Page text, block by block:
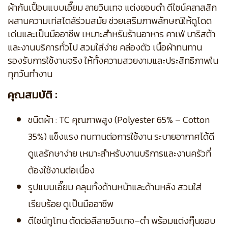
ผ้ากันเปื้อนแบบเอี๊ยม ลายวินเทจ แต่งขอบดำ ดีไซน์คลาสสิก
ผสานความเท่สไตล์ร่วมสมัย ช่วยเสริมภาพลักษณ์ให้ดูโดด
เด่นและเป็นมืออาชีพ เหมาะสำหรับร้านอาหาร คาเฟ่ บาริสต้า
และงานบริการทั่วไป สวมใส่ง่าย คล่องตัว เนื้อผ้าทนทาน
รองรับการใช้งานจริง ให้ทั้งความสวยงามและประสิทธิภาพใน
ทุกวันทำงาน
คุณสมบัติ :
ชนิดผ้า : TC คุณภาพสูง (Polyester 65% – Cotton
35%) แข็งแรง ทนทานต่อการใช้งาน ระบายอากาศได้ดี
ดูแลรักษาง่าย เหมาะสำหรับงานบริการและงานครัวที่
ต้องใช้งานต่อเนื่อง
รูปแบบเอี๊ยม คลุมทั้งด้านหน้าและด้านหลัง สวมใส่
เรียบร้อย ดูเป็นมืออาชีพ
ดีไซน์ทูโทน ตัดต่อสีลายวินเทจ–ดำ พร้อมแต่งกุ๊นขอบ